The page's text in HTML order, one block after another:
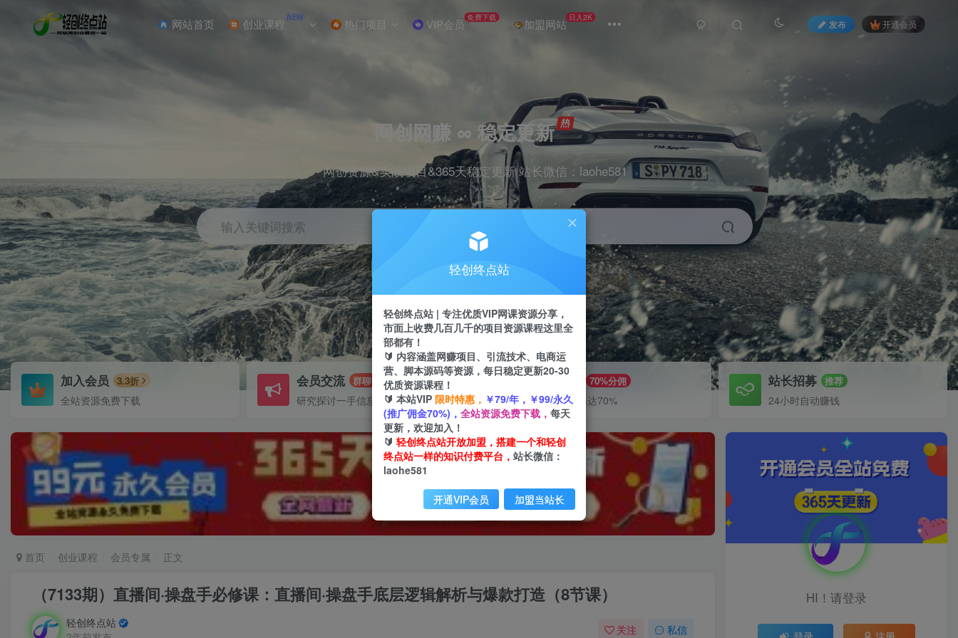
网站首页 创业课程 NEW 热门项目 VIP会员 免费下载 加盟网站 日入2K
发布 开通会员
网创网赚 ∞ 稳定更新
网创资源&实战项目&365天稳定更新 站长微信：laohe581
输入关键词搜索
剪辑 引流 带货
加入会员 3.3折
全站资源免费下载
会员交流 群聊
研究探讨一手信息差
推广赚钱 70%分佣
推广返佣高达70%
站长招募 推荐
24小时自动赚钱
首页 创业课程 会员专属 正文
（7133期）直播间·操盘手必修课：直播间·操盘手底层逻辑解析与爆款打造（8节课）
轻创终点站
关注 私信
HI！请登录
轻创终点站
轻创终点站 | 专注优质VIP网课资源分享，
市面上收费几百几千的项目资源课程这里全
部都有！
🔰 内容涵盖网赚项目、引流技术、电商运
营、脚本源码等资源，每日稳定更新20-30
优质资源课程！
🔰 本站VIP 限时特惠， ￥79/年，￥99/永久
(推广佣金70%)， 全站资源免费下载， 每天
更新，欢迎加入！
🔰 轻创终点站开放加盟，搭建一个和轻创
终点站一样的知识付费平台， 站长微信：
laohe581
开通VIP会员 加盟当站长